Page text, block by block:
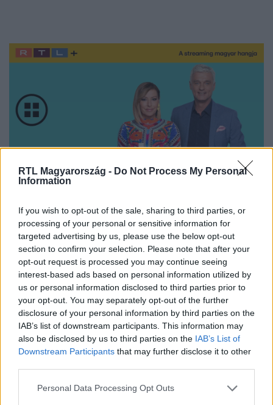
RTL Magyarország - Do Not Process My Personal
Information
If you wish to opt-out of the sale, sharing to third parties, or
processing of your personal or sensitive information for
targeted advertising by us, please use the below opt-out
section to confirm your selection. Please note that after your
opt-out request is processed you may continue seeing
interest-based ads based on personal information utilized by
us or personal information disclosed to third parties prior to
your opt-out. You may separately opt-out of the further
disclosure of your personal information by third parties on the
IAB’s list of downstream participants. This information may
also be disclosed by us to third parties on the IAB’s List of
Downstream Participants that may further disclose it to other
Please note that this website/app uses one or more Google
Personal Data Processing Opt Outs
Nézd vissza a Híradó adásait az RTL+ felületén!
Itt állítsd be, hogy az RTL.hu az elsők között
legyen a Google-találatokban!